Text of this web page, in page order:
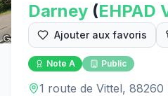
Darney (EHPAD
Ajouter aux favoris
Note A Public
1 route de Vittel, 88260